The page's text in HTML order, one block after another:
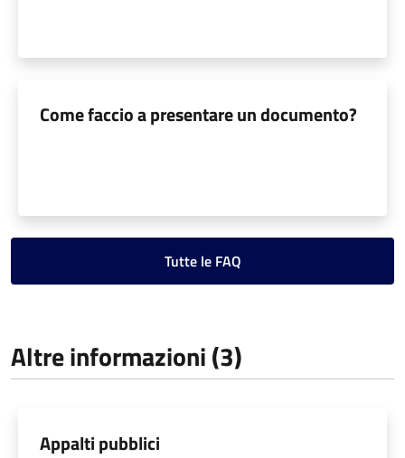
Come faccio a presentare un documento?
Tutte le FAQ
Altre informazioni (3)
Appalti pubblici